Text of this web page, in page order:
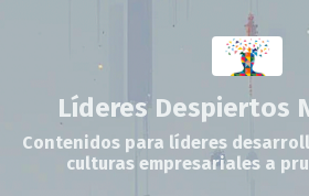
Líderes Despiertos
Contenidos para líderes
culturas empresariales a